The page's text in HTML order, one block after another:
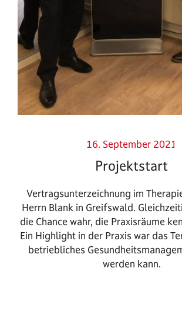
16. September 2021
Projektstart
Vertragsunterzeichnung im
Herrn Blank in Greifswald.
die Chance wahr, die Praxisräume
Ein Highlight in der Praxis war das
betriebliches
werden kann.